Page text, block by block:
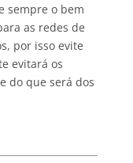
sempre o bem
as redes de
por isso evite
evitará os
do que será dos